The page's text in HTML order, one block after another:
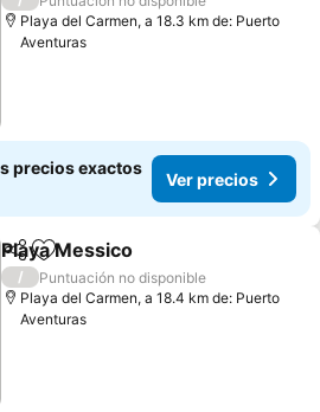
Playa del Carmen, a 18.3 km de: Puerto
Aventuras
precios exactos
Ver precios
CompartirAgregar a favoritos
Playa Messico
/
Puntuación no disponible
Playa del Carmen, a 18.4 km de: Puerto
Aventuras